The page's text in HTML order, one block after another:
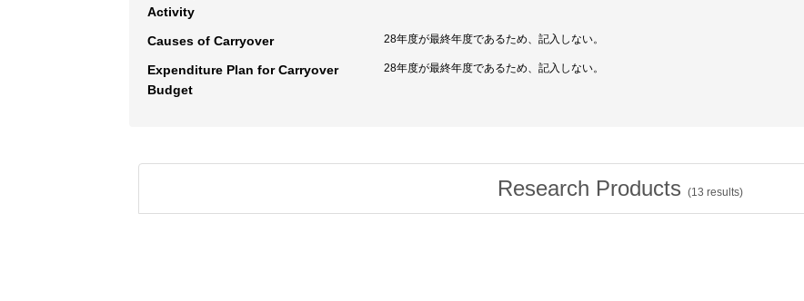
Activity
Causes of Carryover 28年度が最終年度であるため、記入しない。
Expenditure Plan for Carryover
Budget
28年度が最終年度であるため、記入しない。
Research Products (13 results)